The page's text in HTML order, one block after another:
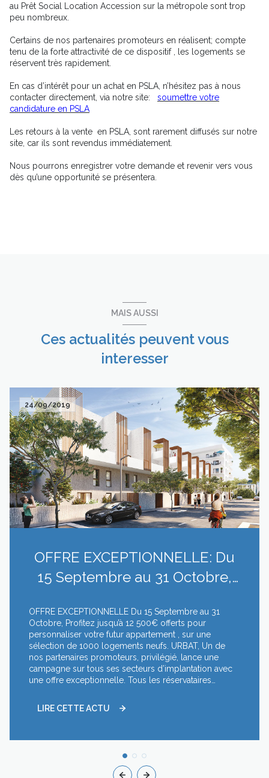
au Prêt Social Location Accession sur la métropole sont trop
peu nombreux.
Certains de nos partenaires promoteurs en réalisent; compte
tenu de la forte attractivité de ce dispositif , les logements se
réservent très rapidement.
En cas d’intérêt pour un achat en PSLA, n’hésitez pas à nous
contacter directement, via notre site:
soumettre votre
candidature en PSLA
Les retours à la vente en PSLA, sont rarement diffusés sur notre
site, car ils sont revendus immédiatement.
Nous pourrons enregistrer votre demande et revenir vers vous
dès qu’une opportunité se présentera.
MAIS AUSSI
Ces actualités peuvent vous
interesser
24/09/2019
OFFRE EXCEPTIONNELLE: Du
15 Septembre au 31 Octobre,
pour pers...
OFFRE EXCEPTIONNELLE Du 15 Septembre au 31
Octobre, Profitez jusqu’à 12 500€ offerts pour
personnaliser votre futur appartement , sur une
sélection de 1000 logements neufs. URBAT, Un de
nos partenaires promoteurs, privilégié, lance une
campagne sur tous ses secteurs d’implantation avec
une offre exceptionnelle. Tous les réservataires
choisir dans le catalogue des options 2019. L’offre se
détaille comme il suit : - 8.500 € pour toutes
aussi bien à la Résidence Principale pour que les
réservataires composent leur logement à leur image
LIRE CETTE ACTU